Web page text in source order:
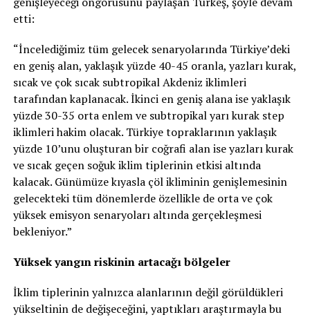
etti:
“İncelediğimiz tüm gelecek senaryolarında Türkiye’deki
en geniş alan, yaklaşık yüzde 40-45 oranla, yazları kurak,
sıcak ve çok sıcak subtropikal Akdeniz iklimleri
tarafından kaplanacak. İkinci en geniş alana ise yaklaşık
yüzde 30-35 orta enlem ve subtropikal yarı kurak step
iklimleri hakim olacak. Türkiye topraklarının yaklaşık
yüzde 10’unu oluşturan bir coğrafi alan ise yazları kurak
ve sıcak geçen soğuk iklim tiplerinin etkisi altında
kalacak. Günümüze kıyasla çöl ikliminin genişlemesinin
gelecekteki tüm dönemlerde özellikle de orta ve çok
yüksek emisyon senaryoları altında gerçekleşmesi
bekleniyor.”
Yüksek yangın riskinin artacağı bölgeler
İklim tiplerinin yalnızca alanlarının değil görüldükleri
yükseltinin de değişeceğini, yaptıkları araştırmayla bu